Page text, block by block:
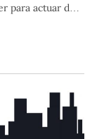
para actuar de